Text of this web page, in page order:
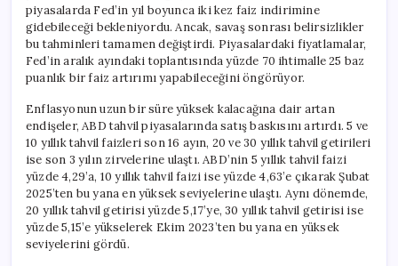
piyasalarda Fed’in yıl boyunca iki kez faiz indirimine
gidebileceği bekleniyordu. Ancak, savaş sonrası belirsizlikler
bu tahminleri tamamen değiştirdi. Piyasalardaki fiyatlamalar,
Fed’in aralık ayındaki toplantısında yüzde 70 ihtimalle 25 baz
puanlık bir faiz artırımı yapabileceğini öngörüyor.
Enflasyonun uzun bir süre yüksek kalacağına dair artan
endişeler, ABD tahvil piyasalarında satış baskısını artırdı. 5 ve
10 yıllık tahvil faizleri son 16 ayın, 20 ve 30 yıllık tahvil getirileri
ise son 3 yılın zirvelerine ulaştı. ABD’nin 5 yıllık tahvil faizi
yüzde 4,29’a, 10 yıllık tahvil faizi ise yüzde 4,63’e çıkarak Şubat
2025’ten bu yana en yüksek seviyelerine ulaştı. Aynı dönemde,
20 yıllık tahvil getirisi yüzde 5,17’ye, 30 yıllık tahvil getirisi ise
yüzde 5,15’e yükselerek Ekim 2023’ten bu yana en yüksek
seviyelerini gördü.